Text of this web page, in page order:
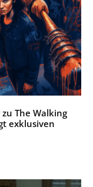
The Walking
exklusiven